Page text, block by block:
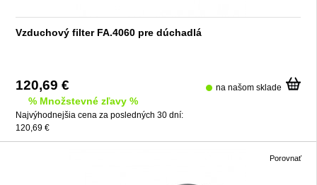
Vzduchový filter FA.4060 pre dúchadlá
120,69 € na našom sklade
% Množstevné zľavy %
Najvýhodnejšia cena za posledných 30 dní:
120,69 €
Porovnať